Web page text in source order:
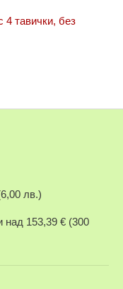
4 тавички, без
лв.)
над 153,39 € (300